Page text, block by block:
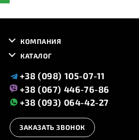
КОМПАНИЯ
КАТАЛОГ
+38 (098) 105-07-11
+38 (067) 446-76-86
+38 (093) 064-42-27
ЗАКАЗАТЬ ЗВОНОК